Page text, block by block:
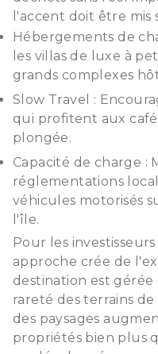
l'accent doit être mis
Hébergements de
les villas de luxe à
grands complexes
Slow Travel :
qui profitent aux
plongée.
Capacité de charge :
réglementations
véhicules motorisés
l'île.
Pour les
approche crée de
destination est
rareté des terrains
des paysages
propriétés bien plus